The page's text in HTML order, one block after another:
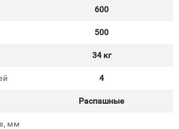
600
500
34 кг
4
Распашные
мм